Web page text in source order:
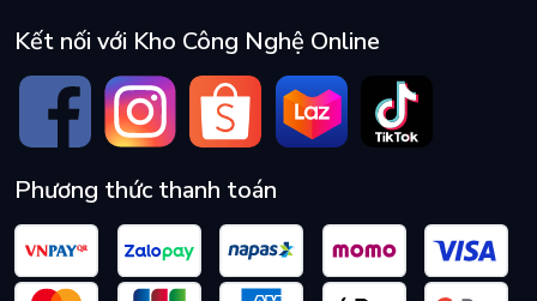
Kết nối với Kho Công Nghệ Online
Phương thức thanh toán